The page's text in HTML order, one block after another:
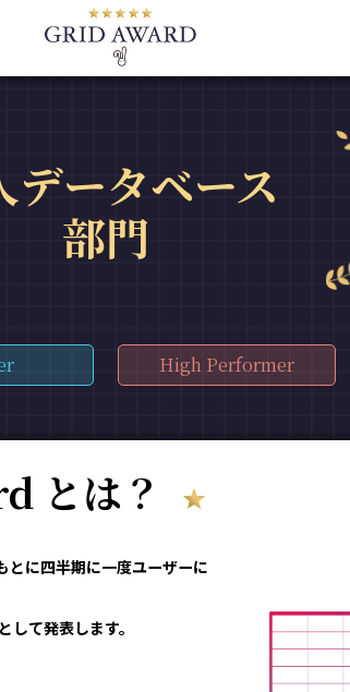
データベース
部門
High Performer
とは？
に四半期に一度ユーザーに
て発表します。